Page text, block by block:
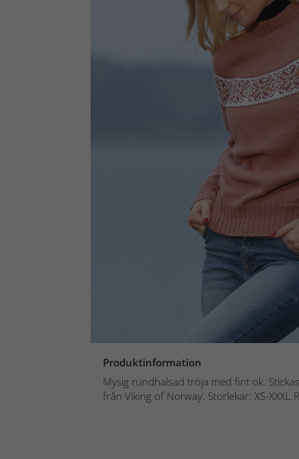
Produktinformation
Mysig rundhalsad tröja med fint ok.
från Viking of Norway. Storlekar: XS-XXXL